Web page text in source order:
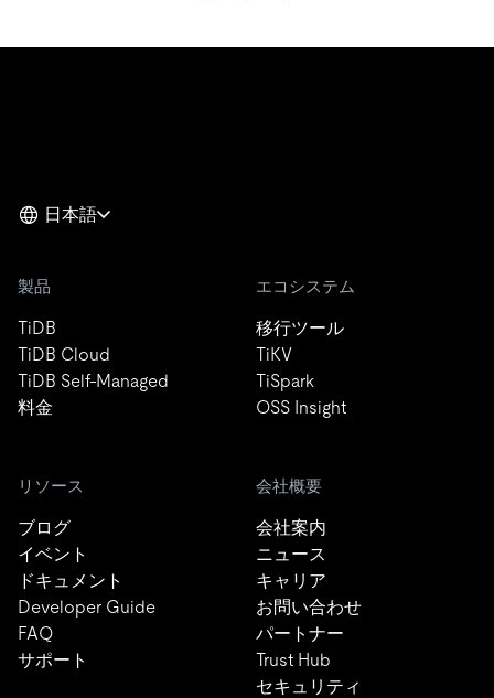
日本語
製品
TiDB
TiDB Cloud
TiDB Self-Managed
料金
エコシステム
移行ツール
TiKV
TiSpark
OSS Insight
リソース
ブログ
イベント
ドキュメント
Developer Guide
FAQ
サポート
会社概要
会社案内
ニュース
キャリア
お問い合わせ
パートナー
Trust Hub
セキュリティ